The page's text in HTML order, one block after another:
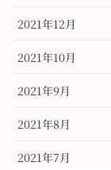
2021年12月
2021年10月
2021年9月
2021年8月
2021年7月